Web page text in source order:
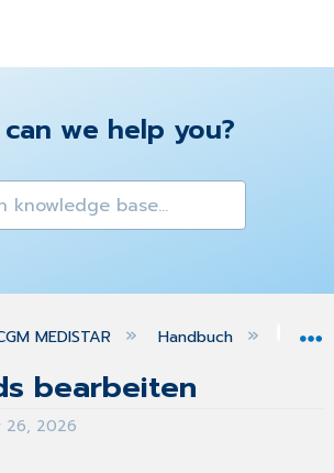
we help you?
global hierarchy
MEDISTAR Handbuch
bearbeiten
26, 2026